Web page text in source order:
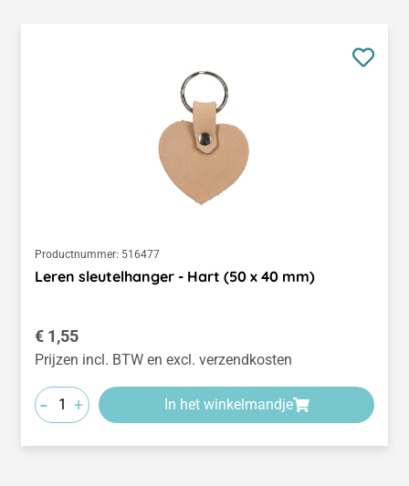
Productnummer: 516477
Leren sleutelhanger - Hart (50 x 40 mm)
Normale prijs:
€ 1,55
Prijzen incl. BTW en excl. verzendkosten
- + In het winkelmandje